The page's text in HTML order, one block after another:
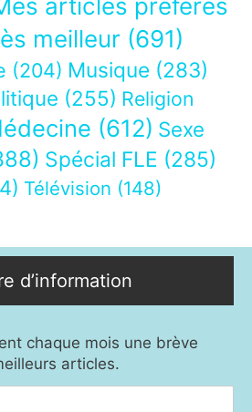
meilleur (691)
(204) Musique (283)
(255) Religion
(612) Sexe
Spécial FLE (285)
Télévision (148)
d’information
chaque mois une brève
articles.